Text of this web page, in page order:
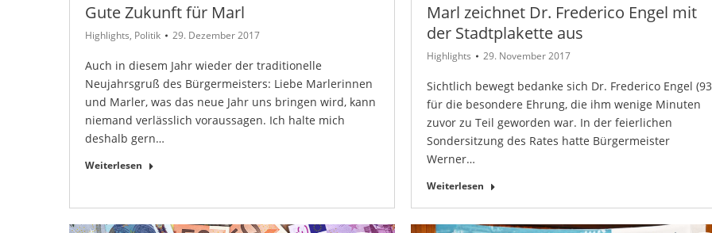
Gute Zukunft für Marl
Highlights, Politik 29. Dezember 2017
Auch in diesem Jahr wieder der traditionelle
Neujahrsgruß des Bürgermeisters: Liebe Marlerinnen
und Marler, was das neue Jahr uns bringen wird, kann
niemand verlässlich voraussagen. Ich halte mich
deshalb gern…
Weiterlesen
Marl zeichnet Dr. Frederico Engel mit
der Stadtplakette aus
Highlights 29. November 2017
Sichtlich bewegt bedanke sich Dr. Frederico Engel
für die besondere Ehrung, die ihm wenige Minuten
zuvor zu Teil geworden war. In der feierlichen
Sondersitzung des Rates hatte Bürgermeister
Werner…
Weiterlesen